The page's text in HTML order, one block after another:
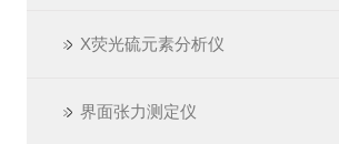
X荧光硫元素分析仪
界面张力测定仪